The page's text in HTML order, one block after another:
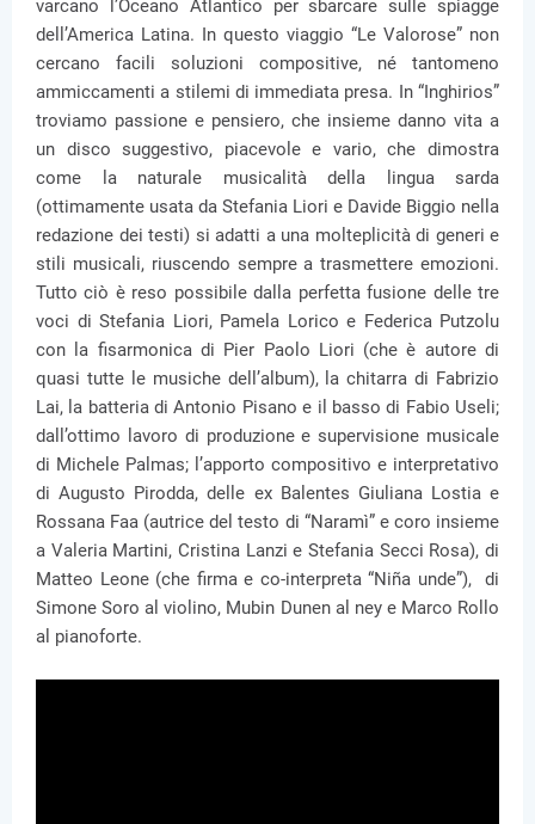
varcano l’Oceano Atlantico per sbarcare sulle spiagge
dell’America Latina. In questo viaggio “Le Valorose” non
cercano facili soluzioni compositive, né tantomeno
ammiccamenti a stilemi di immediata presa. In “Inghirios”
troviamo passione e pensiero, che insieme danno vita a
un disco suggestivo, piacevole e vario, che dimostra
come la naturale musicalità della lingua sarda
(ottimamente usata da Stefania Liori e Davide Biggio nella
redazione dei testi) si adatti a una molteplicità di generi e
stili musicali, riuscendo sempre a trasmettere emozioni.
Tutto ciò è reso possibile dalla perfetta fusione delle tre
voci di Stefania Liori, Pamela Lorico e Federica Putzolu
con la fisarmonica di Pier Paolo Liori (che è autore di
quasi tutte le musiche dell’album), la chitarra di Fabrizio
Lai, la batteria di Antonio Pisano e il basso di Fabio Useli;
dall’ottimo lavoro di produzione e supervisione musicale
di Michele Palmas; l’apporto compositivo e interpretativo
di Augusto Pirodda, delle ex Balentes Giuliana Lostia e
Rossana Faa (autrice del testo di “Naramì” e coro insieme
a Valeria Martini, Cristina Lanzi e Stefania Secci Rosa), di
Matteo Leone (che firma e co-interpreta “Niña unde”), di
Simone Soro al violino, Mubin Dunen al ney e Marco Rollo
al pianoforte.